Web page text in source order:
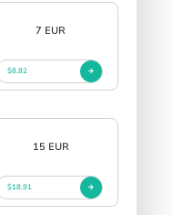
7 EUR
$8.82
15 EUR
$18.91